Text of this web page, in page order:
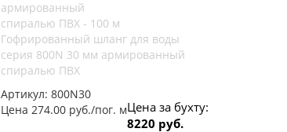
Гофрированный шланг для воды
серия 800N 30 мм армированный
спиралью ПВХ
Артикул:800N30
Цена 274.00 руб./пог. мЦена за бухту:
8220 руб.